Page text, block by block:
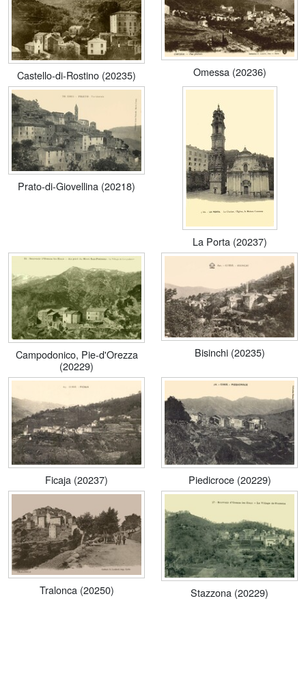
Castello-di-Rostino (20235) Omessa (20236)
Prato-di-Giovellina (20218)
La Porta (20237)
Campodonico, Pie-d'Orezza
(20229)
Bisinchi (20235)
Ficaja (20237) Piedicroce (20229)
Tralonca (20250) Stazzona (20229)